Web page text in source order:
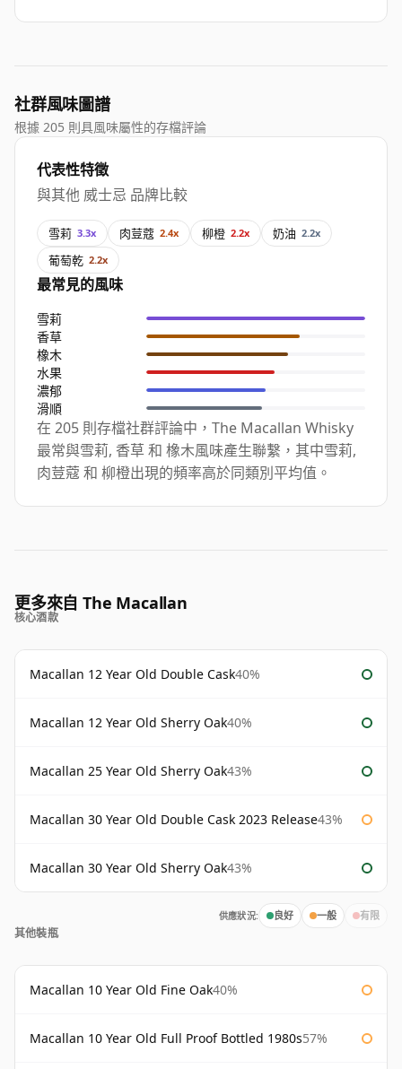
社群風味圖譜
根據 205 則具風味屬性的存檔評論
代表性特徵
與其他 威士忌 品牌比較
雪莉 3.3x 肉荳蔻 2.4x 柳橙 2.2x 奶油 2.2x
葡萄乾 2.2x
最常見的風味
雪莉
香草
橡木
水果
濃郁
滑順
在 205 則存檔社群評論中，The Macallan Whisky
最常與雪莉, 香草 和 橡木風味產生聯繫，其中雪莉,
肉荳蔻 和 柳橙出現的頻率高於同類別平均值。
更多來自 The Macallan
核心酒款
Macallan 12 Year Old Double Cask40%
Macallan 12 Year Old Sherry Oak40%
Macallan 25 Year Old Sherry Oak43%
Macallan 30 Year Old Double Cask 2023 Release43%
Macallan 30 Year Old Sherry Oak43%
供應狀況: 良好 一般 有限
其他裝瓶
Macallan 10 Year Old Fine Oak40%
Macallan 10 Year Old Full Proof Bottled 1980s57%